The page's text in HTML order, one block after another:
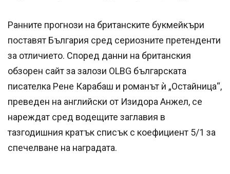
Ранните прогнози на британските букмейкъри
поставят България сред сериозните претенденти
за отличието. Според данни на британския
обзорен сайт за залози OLBG българската
писателка Рене Карабаш и романът ѝ „Остайница“,
преведен на английски от Изидора Анжел, се
нареждат сред водещите заглавия в
тазгодишния кратък списък с коефициент 5/1 за
спечелване на наградата.